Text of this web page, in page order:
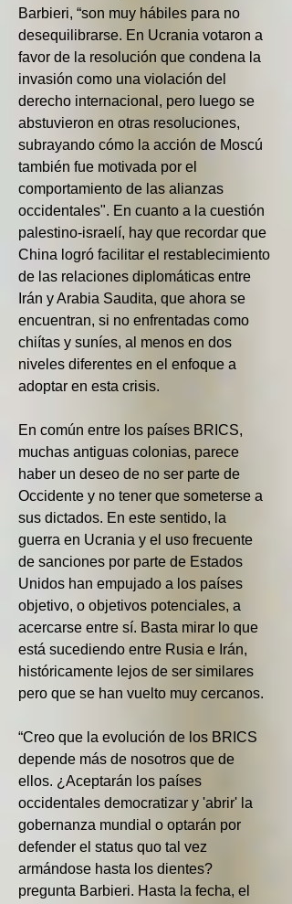
Barbieri, “son muy hábiles para no
desequilibrarse. En Ucrania votaron a
favor de la resolución que condena la
invasión como una violación del
derecho internacional, pero luego se
abstuvieron en otras resoluciones,
subrayando cómo la acción de Moscú
también fue motivada por el
comportamiento de las alianzas
occidentales". En cuanto a la cuestión
palestino-israelí, hay que recordar que
China logró facilitar el restablecimiento
de las relaciones diplomáticas entre
Irán y Arabia Saudita, que ahora se
encuentran, si no enfrentadas como
chiítas y suníes, al menos en dos
niveles diferentes en el enfoque a
adoptar en esta crisis.
En común entre los países BRICS,
muchas antiguas colonias, parece
haber un deseo de no ser parte de
Occidente y no tener que someterse a
sus dictados. En este sentido, la
guerra en Ucrania y el uso frecuente
de sanciones por parte de Estados
Unidos han empujado a los países
objetivo, o objetivos potenciales, a
acercarse entre sí. Basta mirar lo que
está sucediendo entre Rusia e Irán,
históricamente lejos de ser similares
pero que se han vuelto muy cercanos.
“Creo que la evolución de los BRICS
depende más de nosotros que de
ellos. ¿Aceptarán los países
occidentales democratizar y 'abrir' la
gobernanza mundial o optarán por
defender el status quo tal vez
armándose hasta los dientes?
pregunta Barbieri. Hasta la fecha, el